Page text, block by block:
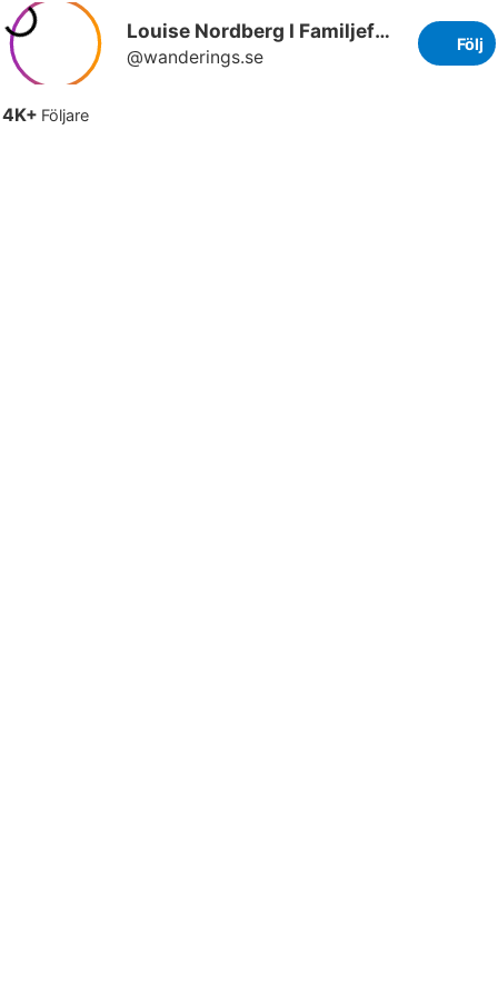
Louise Nordberg I Familjefotograf & förlossningsfotograf
@wanderings.se
4K+ Följare
Följ